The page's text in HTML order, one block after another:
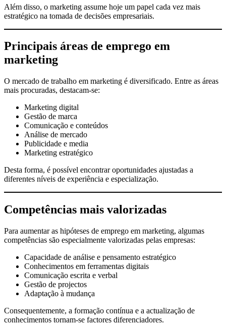
Além disso, o marketing assume hoje um papel cada vez mais
estratégico na tomada de decisões empresariais.
Principais áreas de emprego em
marketing
O mercado de trabalho em marketing é diversificado. Entre as áreas
mais procuradas, destacam-se:
Marketing digital
Gestão de marca
Comunicação e conteúdos
Análise de mercado
Publicidade e media
Marketing estratégico
Desta forma, é possível encontrar oportunidades ajustadas a
diferentes níveis de experiência e especialização.
Competências mais valorizadas
Para aumentar as hipóteses de emprego em marketing, algumas
competências são especialmente valorizadas pelas empresas:
Capacidade de análise e pensamento estratégico
Conhecimentos em ferramentas digitais
Comunicação escrita e verbal
Gestão de projectos
Adaptação à mudança
Consequentemente, a formação contínua e a actualização de
conhecimentos tornam-se factores diferenciadores.